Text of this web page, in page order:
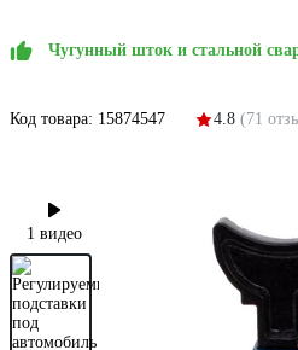
Чугунный шток и стальной
Код товара: 15874547 4.8 (71
1 видео